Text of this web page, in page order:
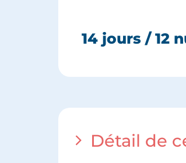
14 jours / 12
Détail de